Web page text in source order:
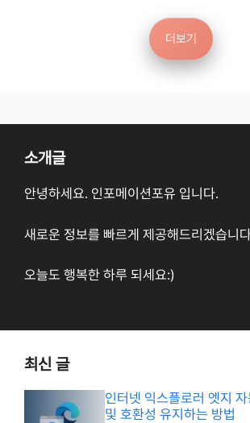
더보기
소개글
안녕하세요. 인포메이션포유 입니다.
새로운 정보를 빠르게 제공해드리겠습니
오늘도 행복한 하루 되세요:)
최신 글
인터넷 익스플로러 엣지
및 호환성 유지하는 방법